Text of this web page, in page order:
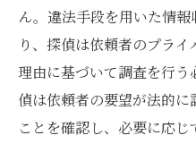
ん。違法手段を用いた情
り、探偵は依頼者のプラ
理由に基づいて調査を行
偵は依頼者の要望が法的
ことを確認し、必要に応